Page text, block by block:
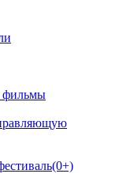
фильмы